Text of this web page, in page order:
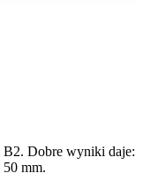
B2. Dobre wyniki daje:
mm.